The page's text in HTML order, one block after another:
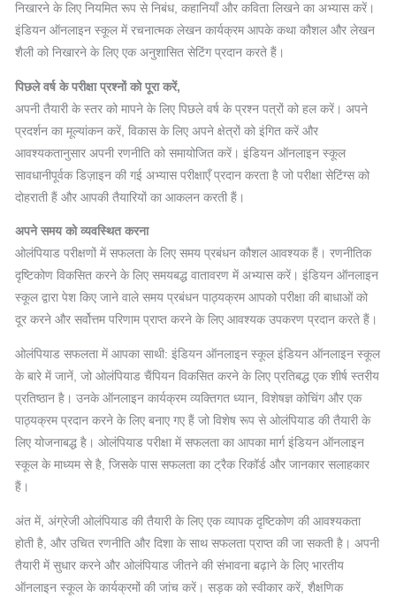
निखारने के लिए नियमित रूप से निबंध, कहानियाँ और कविता लिखने का अभ्यास करें।
इंडियन ऑनलाइन स्कूल में रचनात्मक लेखन कार्यक्रम आपके कथा कौशल और लेखन
शैली को निखारने के लिए एक अनुशासित सेटिंग प्रदान करते हैं।
पिछले वर्ष के परीक्षा प्रश्नों को पूरा करें,
अपनी तैयारी के स्तर को मापने के लिए पिछले वर्ष के प्रश्न पत्रों को हल करें। अपने
प्रदर्शन का मूल्यांकन करें, विकास के लिए अपने क्षेत्रों को इंगित करें और
आवश्यकतानुसार अपनी रणनीति को समायोजित करें। इंडियन ऑनलाइन स्कूल
सावधानीपूर्वक डिज़ाइन की गई अभ्यास परीक्षाएँ प्रदान करता है जो परीक्षा सेटिंग्स को
दोहराती हैं और आपकी तैयारियों का आकलन करती हैं।
अपने समय को व्यवस्थित करना
ओलंपियाड परीक्षणों में सफलता के लिए समय प्रबंधन कौशल आवश्यक हैं। रणनीतिक
दृष्टिकोण विकसित करने के लिए समयबद्ध वातावरण में अभ्यास करें। इंडियन ऑनलाइन
स्कूल द्वारा पेश किए जाने वाले समय प्रबंधन पाठ्यक्रम आपको परीक्षा की बाधाओं को
दूर करने और सर्वोत्तम परिणाम प्राप्त करने के लिए आवश्यक उपकरण प्रदान करते हैं।
ओलंपियाड सफलता में आपका साथी: इंडियन ऑनलाइन स्कूल इंडियन ऑनलाइन स्कूल
के बारे में जानें, जो ओलंपियाड चैंपियन विकसित करने के लिए प्रतिबद्ध एक शीर्ष स्तरीय
प्रतिष्ठान है। उनके ऑनलाइन कार्यक्रम व्यक्तिगत ध्यान, विशेषज्ञ कोचिंग और एक
पाठ्यक्रम प्रदान करने के लिए बनाए गए हैं जो विशेष रूप से ओलंपियाड की तैयारी के
लिए योजनाबद्ध है। ओलंपियाड परीक्षा में सफलता का आपका मार्ग इंडियन ऑनलाइन
स्कूल के माध्यम से है, जिसके पास सफलता का ट्रैक रिकॉर्ड और जानकार सलाहकार
हैं।
अंत में, अंग्रेजी ओलंपियाड की तैयारी के लिए एक व्यापक दृष्टिकोण की आवश्यकता
होती है, और उचित रणनीति और दिशा के साथ सफलता प्राप्त की जा सकती है। अपनी
तैयारी में सुधार करने और ओलंपियाड जीतने की संभावना बढ़ाने के लिए भारतीय
ऑनलाइन स्कूल के कार्यक्रमों की जांच करें। सड़क को स्वीकार करें, शैक्षणिक